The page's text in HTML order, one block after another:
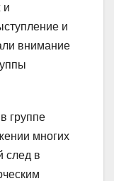
и
и
внимание
группе
многих
след в